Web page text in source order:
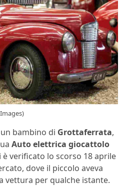
bambino di Grottaferrata,
Auto elettrica giocattolo
è verificato lo scorso 18 aprile
dove il piccolo aveva
vettura per qualche istante.